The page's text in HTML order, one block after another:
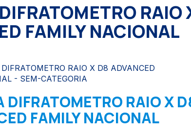
RAIO
FAMILY NACIONAL
RAIO X
FAMILY NACIONAL